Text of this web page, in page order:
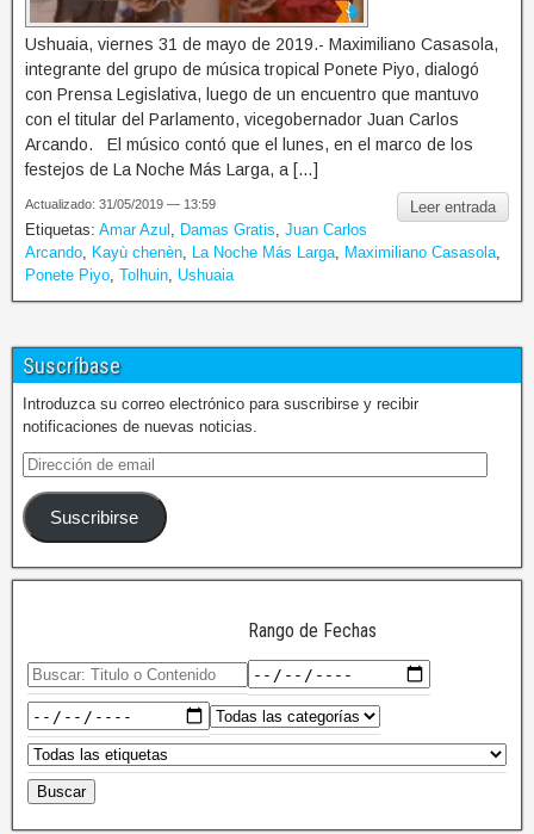
Ushuaia, viernes 31 de mayo de 2019.- Maximiliano Casasola,
integrante del grupo de música tropical Ponete Piyo, dialogó
con Prensa Legislativa, luego de un encuentro que mantuvo
con el titular del Parlamento, vicegobernador Juan Carlos
Arcando. El músico contó que el lunes, en el marco de los
festejos de La Noche Más Larga, a […]
Leer entrada
Actualizado: 31/05/2019 — 13:59
Etiquetas: Amar Azul Damas Gratis Juan Carlos
Arcando
Kayù chenèn La Noche Más Larga Maximiliano Casasola
Ponete Piyo Tolhuin Ushuaia
Suscríbase
Introduzca su correo electrónico para suscribirse y recibir
notificaciones de nuevas noticias.
Suscribirse
Rango de Fechas